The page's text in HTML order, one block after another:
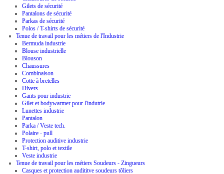
Gilets de sécurité
Pantalons de sécurité
Parkas de sécurité
Polos / T-shirts de sécurité
Tenue de travail pour les métiers de l'Industrie
Bermuda industrie
Blouse industrielle
Blouson
Chaussures
Combinaison
Cotte à bretelles
Divers
Gants pour industrie
Gilet et bodywarmer pour l'indutrie
Lunettes industrie
Pantalon
Parka / Veste tech.
Polaire - pull
Protection auditive industrie
T-shirt, polo et textile
Veste industrie
Tenue de travail pour les métiers Soudeurs - Zingueurs
Casques et protection audititve soudeurs tôliers